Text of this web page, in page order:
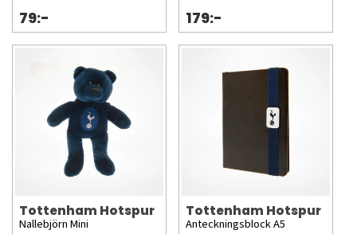
79:- 179:-
Tottenham Hotspur
Nallebjörn Mini
Tottenham Hotspur
Anteckningsblock A5